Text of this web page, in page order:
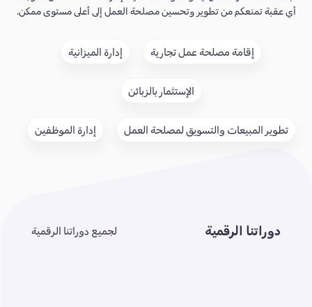
أي عقبة تمنعكم من تطوير وتحسين مصلحة العمل إلى أعلى مستوى ممكن.
إقامة مصلحة عمل تجارية إدارة الميزانية
الإستثمار بالزبائن
تطوير المبيعات والتسويق لمصلحة العمل إدارة الموظفين
دوراتنا الرقمية لجميع دوراتنا الرقمية